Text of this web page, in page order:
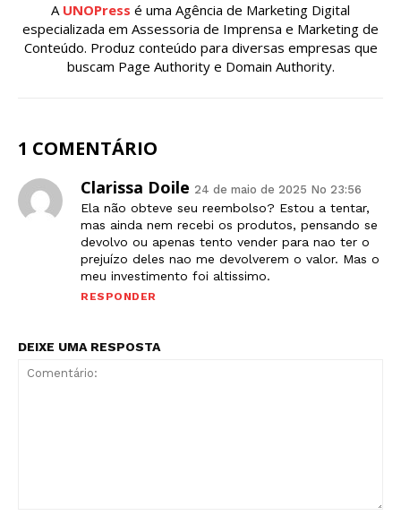
A UNOPress é uma Agência de Marketing Digital
especializada em Assessoria de Imprensa e Marketing de
Conteúdo. Produz conteúdo para diversas empresas que
buscam Page Authority e Domain Authority.
1 COMENTÁRIO
Clarissa Doile 24 de maio de 2025 No 23:56
Ela não obteve seu reembolso? Estou a tentar,
mas ainda nem recebi os produtos, pensando se
devolvo ou apenas tento vender para nao ter o
prejuízo deles nao me devolverem o valor. Mas o
meu investimento foi altissimo.
RESPONDER
DEIXE UMA RESPOSTA